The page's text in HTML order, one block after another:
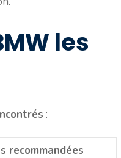
les
:
recommandées